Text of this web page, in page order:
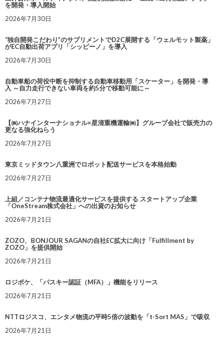
を開発・導入開始
2026年7月30日
“独自開発こだわり”のサプリメントでD2C展開する「ウェルモット製薬」
がEC自動出荷アプリ「シッピーノ」を導入
2026年7月30日
自動車船の荷役中断を抑制する自動車移動用「スケーター」を開発・導
入 ～自力走行できない車両を約5分で移動可能に～
2026年7月27日
【㈱ハナインターナショナル×星清重機運輸㈱】グループ会社で販売力の
更なる強化ねらう
2026年7月27日
東京ミッドタウン八重洲でロボット配送サービスを本格始動
2026年7月27日
上組／コンテナ物流最適化サービスを提供する スタートアップ企業
「OneStream株式会社」への出資のお知らせ
2026年7月21日
ZOZO、BONJOUR SAGANの自社EC拡大に向け「Fulfillment by
ZOZO」を提供開始
2026年7月21日
ロジポケ、「パスキー認証（MFA）」機能をリリース
2026年7月21日
NTTロジスコ、エンタメ物流の平時5倍の波動を「t-Sort MAS」で吸収
2026年7月21日